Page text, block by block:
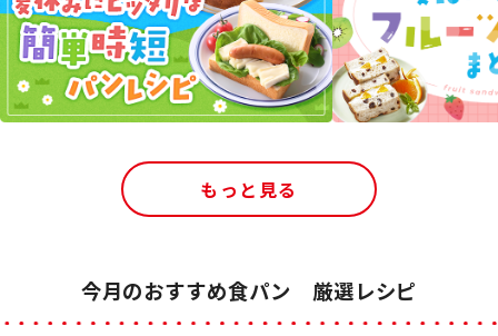
もっと見る
今月のおすすめ食パン 厳選レシピ